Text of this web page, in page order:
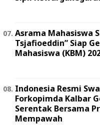
Asrama Mahasiswa
Tsjafioeddin” Siap
Mahasiswa (KBM)
Indonesia Resmi
Forkopimda Kalbar
Serentak Bersama
Mempawah